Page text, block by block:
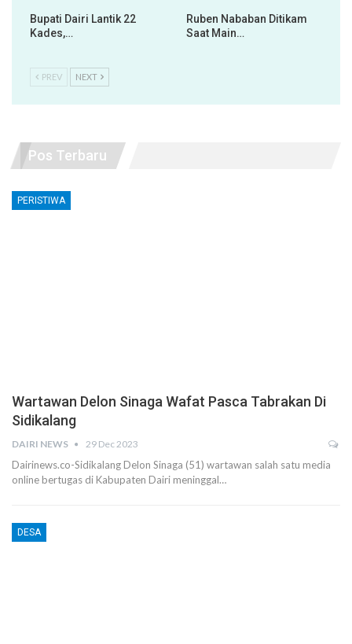
Bupati Dairi Lantik 22
Kades,…
Ruben Nababan Ditikam
Saat Main…
PREV NEXT
Pos Terbaru
PERISTIWA
Wartawan Delon Sinaga Wafat Pasca Tabrakan Di
Sidikalang
DAIRI NEWS 29 Dec 2023
Dairinews.co-Sidikalang Delon Sinaga (51) wartawan salah satu media
online bertugas di Kabupaten Dairi meninggal…
DESA